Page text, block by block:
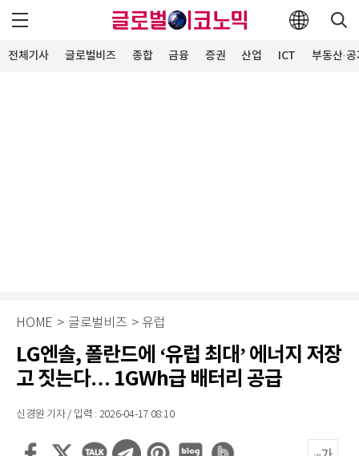
전체기사 글로벌비즈 종합 금융 증권 산업 ICT 부동산·
HOME > 글로벌비즈 > 유럽
LG엔솔, 폴란드에 ‘유럽 최대’ 에너지 저장
고 짓는다… 1GWh급 배터리 공급
신경원 기자 / 입력 : 2026-04-17 08:10